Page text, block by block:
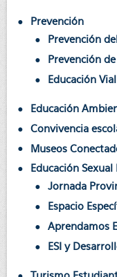
Prevención
Prevención
Prevención
Educación Vial
Educación
Convivencia
Museos
Educación
Jornada
Espacio
Aprendamos
ESI y